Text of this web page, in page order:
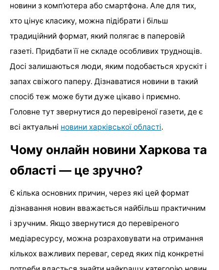
новини з комп’ютера або смартфона. Але для тих,
хто цінує класику, можна підібрати і більш
традиційний формат, який полягає в паперовій
газеті. Придбати її не складе особливих труднощів.
Досі залишаються люди, яким подобається хрускіт і
запах свіжого паперу. Дізнаватися новини в такий
спосіб теж може бути дуже цікаво і приємно.
Головне тут звернутися до перевіреної газети, де є
всі актуальні новини харківської області.
Чому онлайн новини Харкова та
області — це зручно?
Є кілька основних причин, через які цей формат
дізнавання новин вважається найбільш практичним
і зручним. Якщо звернутися до перевіреного
медіаресурсу, можна розраховувати на отримання
кількох важливих переваг, серед яких під конкретні